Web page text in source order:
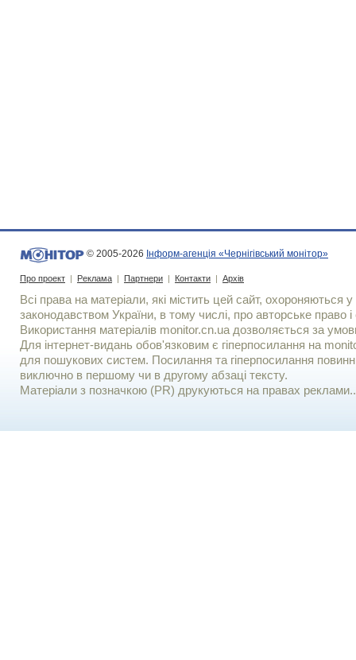
© 2005-2026 Інформ-агенція «Чернігівський монітор»
Про проект | Реклама | Партнери | Контакти | Архів
Всі права на матеріали, які містить цей сайт, охороняються у
законодавством України, в тому числі, про авторське право і
Використання матерiалiв monitor.cn.ua дозволяється за
Для iнтернет-видань обов'язковим є гiперпосилання на
для пошукових систем. Посилання та гіперпосилання
виключно в першому чи в другому абзаці тексту.
Матеріали з позначкою (PR) друкуються на правах реклами..